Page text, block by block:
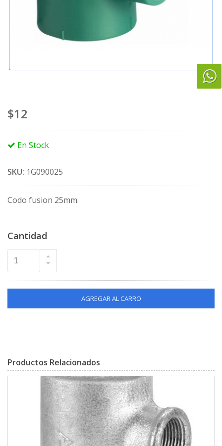
$12
En Stock
SKU: 1G090025
Codo fusion 25mm.
Cantidad
AGREGAR AL CARRO
Productos Relacionados